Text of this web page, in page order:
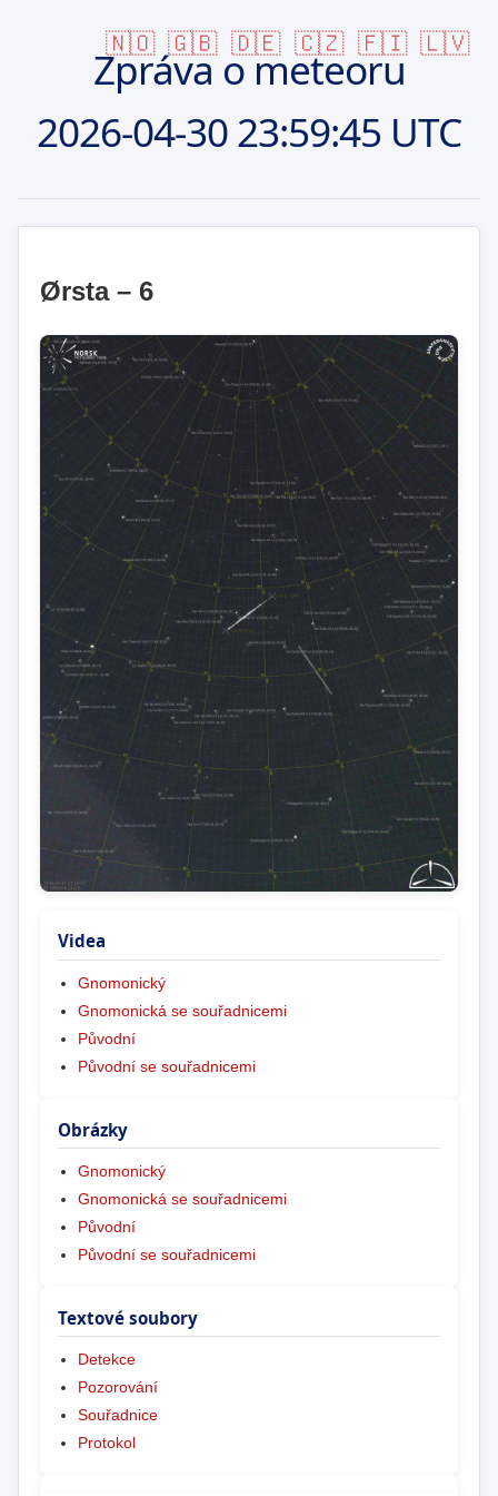
🇳🇴 🇬🇧 🇩🇪 🇨🇿 🇫🇮 🇱🇻
Zpráva o meteoru
2026-04-3023:59:45 UTC
Ørsta – 6
Videa
Gnomonický
Gnomonická se souřadnicemi
Původní
Původní se souřadnicemi
Obrázky
Gnomonický
Gnomonická se souřadnicemi
Původní
Původní se souřadnicemi
Textové soubory
Detekce
Pozorování
Souřadnice
Protokol